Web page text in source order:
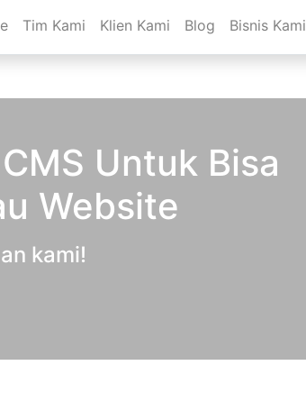
Tim Kami Klien Kami Blog Bisnis Kami
Untuk Bisa
Website
kami!